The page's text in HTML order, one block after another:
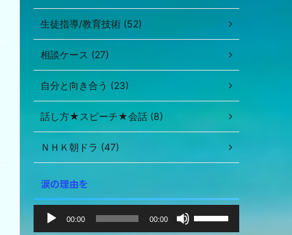
生徒指導/教育技術 (52)
相談ケース (27)
自分と向き合う (23)
話し方★スピーチ★会話 (8)
ＮＨＫ朝ドラ (47)
涙の理由を
00:00 00:00